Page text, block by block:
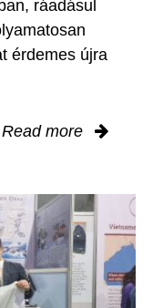
ráadásul
érdemes újra
Read more